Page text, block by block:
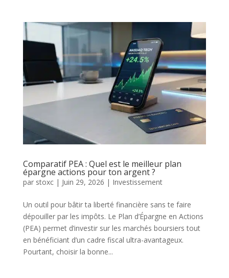
Comparatif PEA : Quel est le meilleur plan
épargne actions pour ton argent ?
par stoxc| Juin 29, 2026 | Investissement
Un outil pour bâtir ta liberté financière sans te faire
dépouiller par les impôts. Le Plan d’Épargne en Actions
(PEA) permet d’investir sur les marchés boursiers tout
en bénéficiant d’un cadre fiscal ultra-avantageux.
Pourtant, choisir la bonne...